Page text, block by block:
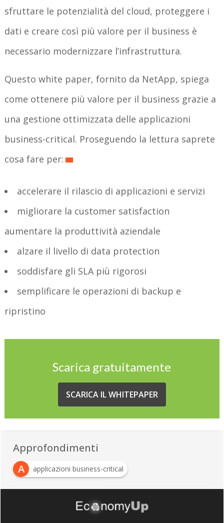
sfruttare le potenzialità del cloud, proteggere i
dati e creare così più valore per il business è
necessario modernizzare l’infrastruttura.
Questo white paper, fornito da NetApp, spiega
come ottenere più valore per il business grazie a
una gestione ottimizzata delle applicazioni
business-critical. Proseguendo la lettura saprete
cosa fare per:
accelerare il rilascio di applicazioni e servizi
migliorare la customer satisfaction
aumentare la produttività aziendale
alzare il livello di data protection
soddisfare gli SLA più rigorosi
semplificare le operazioni di backup e
ripristino
Scarica gratuitamente
SCARICA IL WHITEPAPER
Approfondimenti
A
applicazioni business-critical
C customer experience
customer satisfaction S SLA